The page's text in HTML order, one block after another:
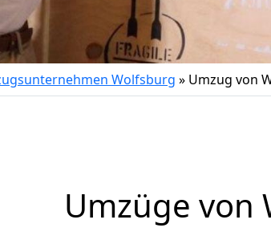
Wolfsburg » Umzug von
Umzüge von